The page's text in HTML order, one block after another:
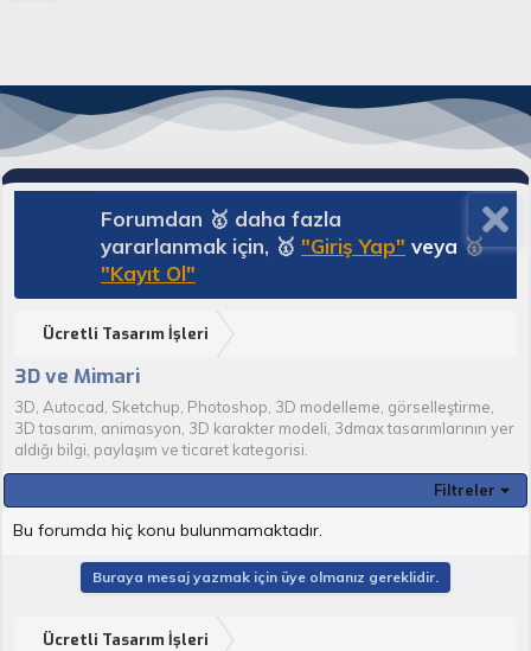
Forumdan 🥇 daha fazla
yararlanmak için, 🥇 "Giriş Yap" veya 🥇
"Kayıt Ol"
Ücretli Tasarım İşleri
3D ve Mimari
3D, Autocad, Sketchup, Photoshop, 3D modelleme, görselleştirme,
3D tasarım, animasyon, 3D karakter modeli, 3dmax tasarımlarının yer
aldığı bilgi, paylaşım ve ticaret kategorisi.
Filtreler
Bu forumda hiç konu bulunmamaktadır.
Buraya mesaj yazmak için üye olmanız gereklidir.
Ücretli Tasarım İşleri